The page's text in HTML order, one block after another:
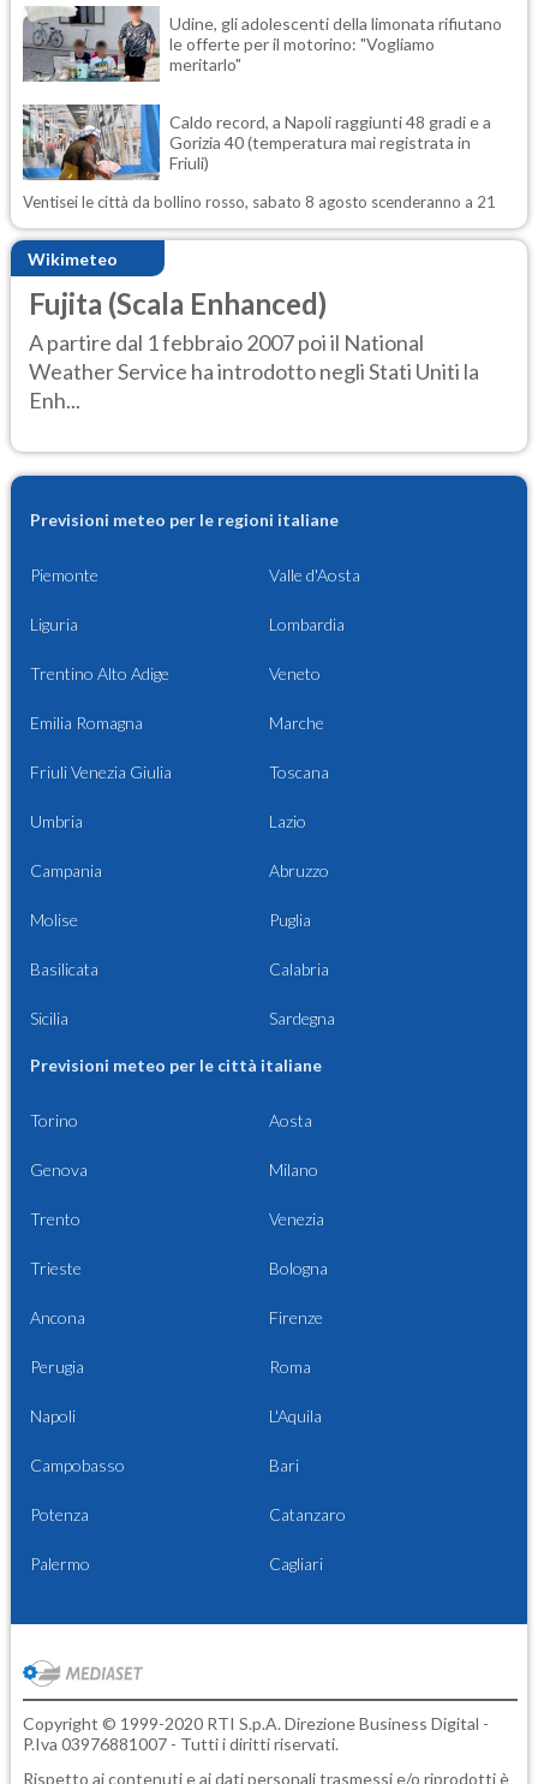
Udine, gli adolescenti della limonata rifiutano
le offerte per il motorino: "Vogliamo
meritarlo"
Caldo record, a Napoli raggiunti 48 gradi e a
Gorizia 40 (temperatura mai registrata in
Friuli)
Ventisei le città da bollino rosso, sabato 8 agosto scenderanno a 21
Wikimeteo
Fujita (Scala Enhanced)
A partire dal 1 febbraio 2007 poi il National
Weather Service ha introdotto negli Stati Uniti la
Enh...
Previsioni meteo per le regioni italiane
Piemonte Valle d'Aosta
Liguria Lombardia
Trentino Alto Adige Veneto
Emilia Romagna Marche
Friuli Venezia Giulia Toscana
Umbria Lazio
Campania Abruzzo
Molise Puglia
Basilicata Calabria
Sicilia Sardegna
Previsioni meteo per le città italiane
Torino Aosta
Genova Milano
Trento Venezia
Trieste Bologna
Ancona Firenze
Perugia Roma
Napoli L'Aquila
Campobasso Bari
Potenza Catanzaro
Palermo Cagliari
Copyright © 1999-2020 RTI S.p.A. Direzione Business Digital -
P.Iva 03976881007 - Tutti i diritti riservati.
Rispetto ai contenuti e ai dati personali trasmessi e/o riprodotti è